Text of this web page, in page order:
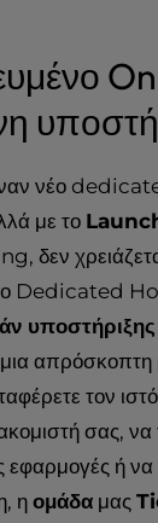
νέο
με το
δεν
Dedicated
υποστήριξης
απρόσκοπτη
τον
σας, να
εφαρμογές ή να
η ομάδα μας